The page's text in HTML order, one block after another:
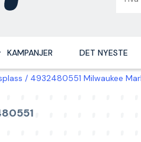
KAMPANJER DET NYESTE
4932480551 Milwaukee